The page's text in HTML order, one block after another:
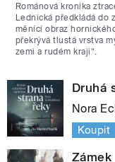
Románová kronika
Lednická předkládá do
měnící obraz
překrývá tlustá vrstva
zemi a rudém kraji“.
Druhá
Nora
Koupit
Zámek